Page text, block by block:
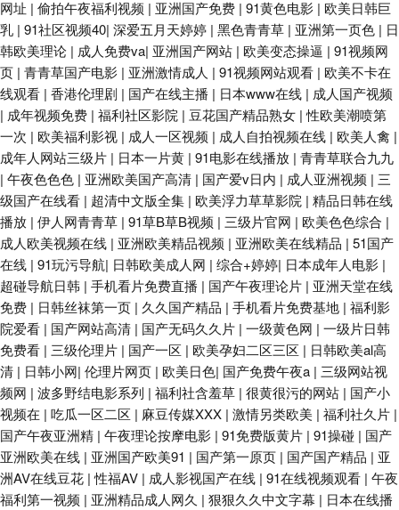
网址 | 偷拍午夜福利视频 | 亚洲国产免费 | 91黄色电影 | 欧美日韩巨
乳 | 91社区视频40| 深爱五月天婷婷 | 黑色青青草 | 亚洲第一页色 | 日
韩欧美理论 | 成人免费va| 亚洲国产网站 | 欧美变态操逼 | 91视频网
页 | 青青草国产电影 | 亚洲激情成人 | 91视频网站观看 | 欧美不卡在
线观看 | 香港伦理剧 | 国产在线主播 | 日本www在线 | 成人国产视频
| 成年视频免费 | 福利社区影院 | 豆花国产精品熟女 |性欧美潮喷第
一次 | 欧美福利影视 | 成人一区视频 | 成人自拍视频在线 | 欧美人禽 |
成年人网站三级片 | 日本一片黄 | 91电影在线播放 | 青青草联合九九
| 午夜色色色 | 亚洲欧美国产高清 | 国产爱v日内 | 成人亚洲视频 | 三
级国产在线看 | 超清中文版全集 | 欧美浮力草草影院 | 精品日韩在线
播放 | 伊人网青青草 | 91草B草B视频 | 三级片官网 | 欧美色色综合 |
成人欧美视频在线 | 亚洲欧美精品视频 | 亚洲欧美在线精品 | 51国产
在线 | 91玩污导航| 日韩欧美成人网 | 综合+婷婷| 日本成年人电影 |
超碰导航日韩 | 手机看片免费直播 | 国产午夜理论片 | 亚洲天堂在线
免费 | 日韩丝袜第一页 | 久久国产精品 | 手机看片免费基地 | 福利影
院爱看 | 国产网站高清 | 国产无码久久片 | 一级黄色网 | 一级片日韩
免费看 | 三级伦理片 | 国产一区 | 欧美孕妇二区三区 | 日韩欧美al高
清 | 日韩小网| 伦理片网页 | 欧美日色| 国产免费午夜a | 三级网站视
频网 | 波多野结电影系列 | 福利社含羞草 | 很黄很污的网站 | 国产小
视频在 | 吃瓜一区二区 | 麻豆传媒XXX | 激情另类欧美 | 福利社久片 |
国产午夜亚洲精 | 午夜理论按摩电影 | 91免费版黄片 | 91操碰 | 国产
亚洲欧美在线 | 亚洲国产欧美91 | 国产第一原页 | 国产国产精品 | 亚
洲AV在线豆花 |性福AV | 成人影视国产在线 | 91在线视频观看 | 午夜
福利第一视频 | 亚洲精品成人网久 | 狠狠久久中文字幕 | 日本在线播